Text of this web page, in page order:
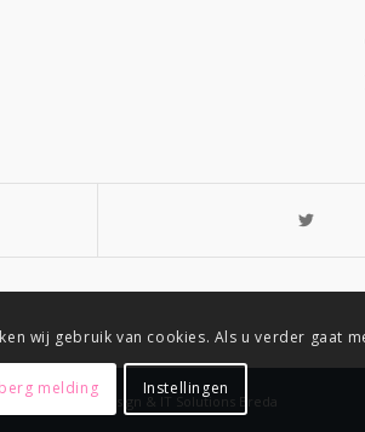
Connix.nl Webdesign & IT Solutions Breda
wij gebruik van cookies. Als u verder gaat
melding Instellingen